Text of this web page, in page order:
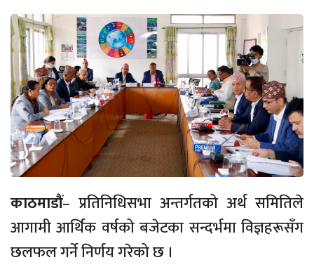
काठमाडौं– प्रतिनिधिसभा अन्तर्गतको अर्थ समितिले
आगामी आर्थिक वर्षको बजेटका सन्दर्भमा विज्ञहरूसँग
छलफल गर्ने निर्णय गरेको छ ।